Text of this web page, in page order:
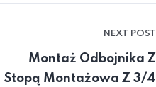
NEXT POST
Montaż Odbojnika Z
Stopą Montażowa Z 3/4